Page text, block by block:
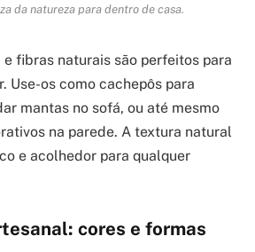
da natureza para dentro de casa.
fibras naturais são perfeitos para
Use-os como cachepôs para
mantas no sofá, ou até mesmo
na parede. A textura natural
e acolhedor para qualquer
cores e formas